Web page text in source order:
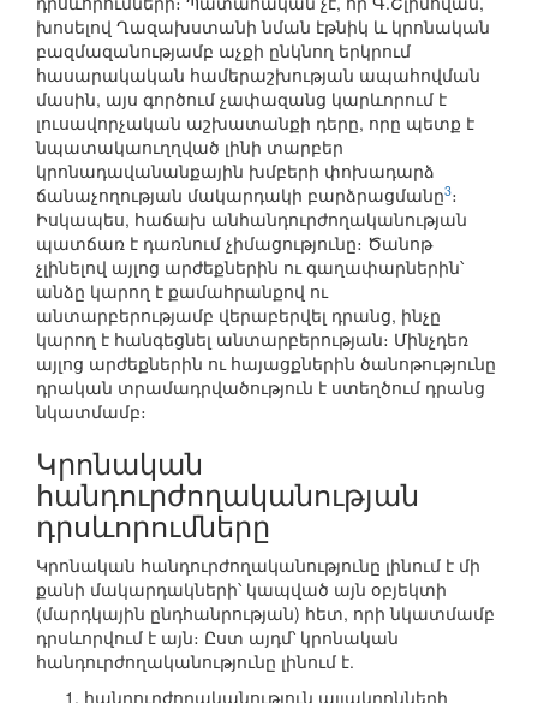
խոսելով Ղազախստանի նման էթնիկ և կրոնական
բազմազանությամբ աչքի ընկնող երկրում
հասարակական համերաշխության ապահովման
մասին, այս գործում չափազանց կարևորում է
լուսավորչական աշխատանքի դերը, որը պետք է
նպատակաուղղված լինի տարբեր
կրոնադավանանքային խմբերի փոխադարձ
ճանաչողության մակարդակի բարձրացմանը3։
Իսկապես, հաճախ անհանդուրժողականության
պատճառ է դառնում չիմացությունը։ Ծանոթ
չլինելով այլոց արժեքներին ու գաղափարներին՝
անձը կարող է քամահրանքով ու
անտարբերությամբ վերաբերվել դրանց, ինչը
կարող է հանգեցնել անտարբերության։ Մինչդեռ
այլոց արժեքներին ու հայացքներին ծանոթությունը
դրական տրամադրվածություն է ստեղծում դրանց
նկատմամբ։
Կրոնական
հանդուրժողականության
դրսևորումները
Կրոնական հանդուրժողականությունը լինում է մի
քանի մակարդակների՝ կապված այն օբյեկտի
(մարդկային ընդհանրության) հետ, որի նկատմամբ
դրսևորվում է այն։ Ըստ այդմ՝ կրոնական
հանդուրժողականությունը լինում է.
հանդուրժողականություն այլակրոնների